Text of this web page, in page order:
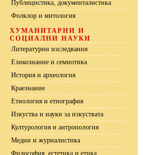
Публицистика, документалистика
Фолклор и митология
ХУМАНИТАРНИ И
СОЦИАЛНИ НАУКИ
Литературни изследвания
Езикознание и семиотика
История и археология
Краезнание
Етнология и етнография
Изкуства и науки за изкуствата
Културология и антропология
Медии и журналистика
Философия, естетика и етика